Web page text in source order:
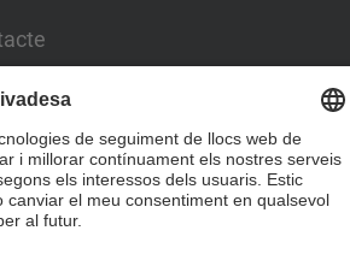
d'Enginyers de Camins,